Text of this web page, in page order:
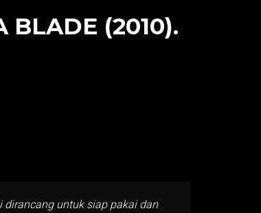
BLADE (2010).
dirancang untuk siap pakai dan